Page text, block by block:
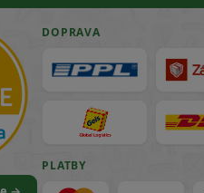
DOPRAVA
PLATBY